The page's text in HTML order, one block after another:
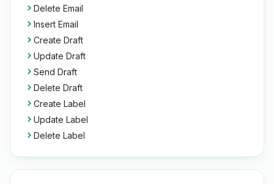
Delete Email
Insert Email
Create Draft
Update Draft
Send Draft
Delete Draft
Create Label
Update Label
Delete Label